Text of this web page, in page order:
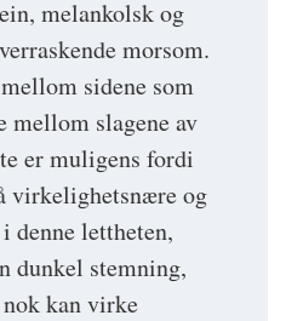
melankolsk og
morsom.
sidene som
mellom slagene av
er muligens fordi
virkelighetsnære og
denne lettheten,
dunkel stemning,
kan virke